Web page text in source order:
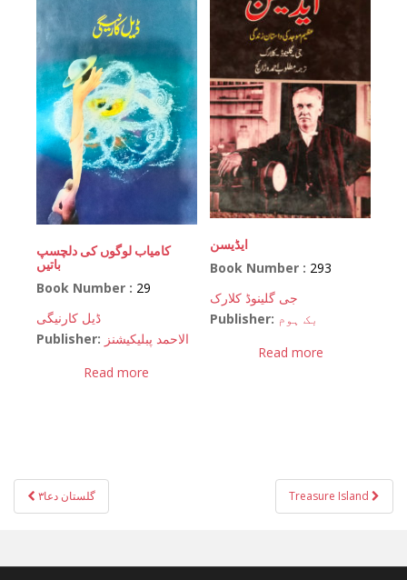
کامیاب لوگوں کی دلچسپ
باتیں
Book Number : 29
ڈیل کارنیگی
Publisher: الاحمد پبلیکیشنز
Read more
ایڈیسن
Book Number : 293
جی گلینوڈ کلارک
Publisher: بک ہوم
Read more
Post
navigation
گلستان دعا۳ Treasure Island